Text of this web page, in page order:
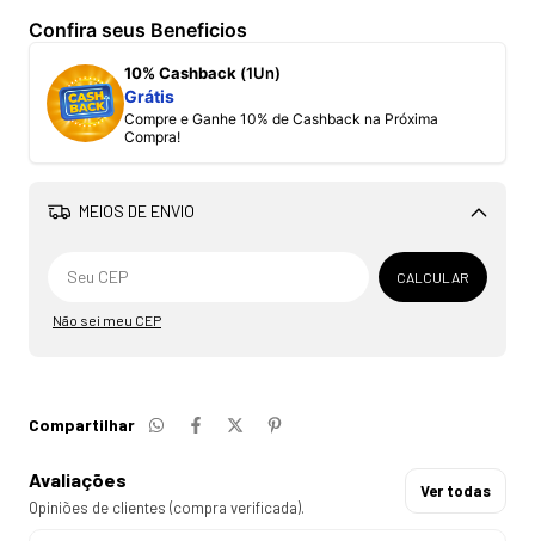
Confira seus Beneficios
10% Cashback (1Un)
Grátis
Compre e Ganhe 10% de Cashback na Próxima
Compra!
MEIOS DE ENVIO
Alterar CEP
CALCULAR
Não sei meu CEP
Compartilhar
Avaliações
Opiniões de clientes (compra verificada).
Ver todas